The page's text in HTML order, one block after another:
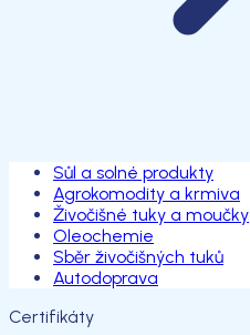
Sůl a solné produkty
Agrokomodity a krmiva
Živočišné tuky a moučky
Oleochemie
Sběr živočišných tuků
Autodoprava
Certifikáty